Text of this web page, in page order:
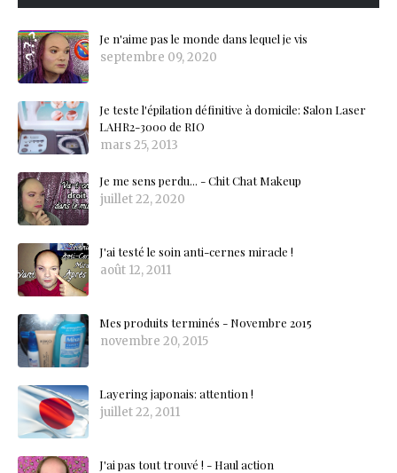
Je n'aime pas le monde dans lequel je vis
septembre 09, 2020
Je teste l'épilation définitive à domicile: Salon Laser
LAHR2-3000 de RIO
mars 25, 2013
Je me sens perdu... - Chit Chat Makeup
juillet 22, 2020
J'ai testé le soin anti-cernes miracle !
août 12, 2011
Mes produits terminés - Novembre 2015
novembre 20, 2015
Layering japonais: attention !
juillet 22, 2011
J'ai pas tout trouvé ! - Haul action